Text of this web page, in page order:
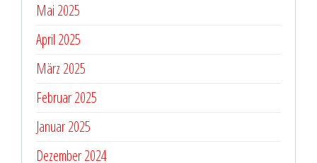
Mai 2025
April 2025
März 2025
Februar 2025
Januar 2025
Dezember 2024